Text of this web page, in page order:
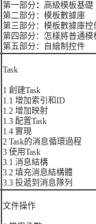
第一部分： 高級模板基礎
第二部分：模板數據庫
第三部分：模板數據庫控
第四部分：怎樣將普通模
第五部分：自繪制控件
Task
1 創建Task
1.1 增加索引和ID
1.2 增加映射
1.3 配置Task
1.4 實現
2 Task的消息循環過程
3 使用Task
3.1 消息結構
3.2 填充消息結構體
3.3 投遞到消息隊列
文件操作